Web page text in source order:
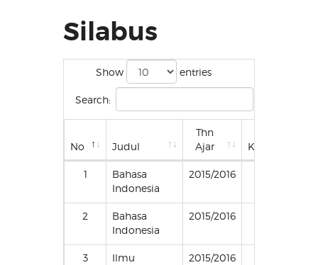
Silabus
Show entries
Search:
No Judul
Thn
Ajar
Kls/Smstr
1
Bahasa
Indonesia
2015/2016
2
Bahasa
Indonesia
2015/2016
3
Ilmu
2015/2016